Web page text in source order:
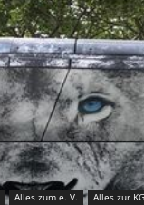
Alles zum e. V. Alles zur